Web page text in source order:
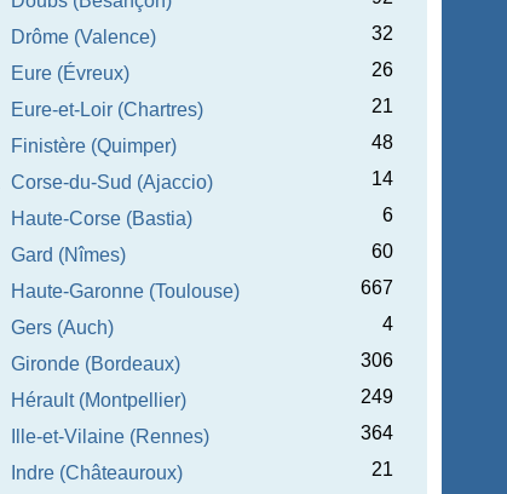
Drôme (Valence)
32
Eure (Évreux)
26
Eure-et-Loir (Chartres)
21
Finistère (Quimper)
48
Corse-du-Sud (Ajaccio)
14
Haute-Corse (Bastia)
6
Gard (Nîmes)
60
Haute-Garonne (Toulouse)
667
Gers (Auch)
4
Gironde (Bordeaux)
306
Hérault (Montpellier)
249
Ille-et-Vilaine (Rennes)
364
Indre (Châteauroux)
21